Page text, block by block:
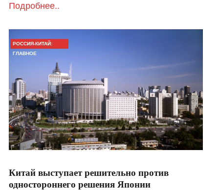
Подробнее..
РОССИЯ-КИТАЙ:
ГЛАВНОЕ
Китай выступает решительно против
одностороннего решения Японии